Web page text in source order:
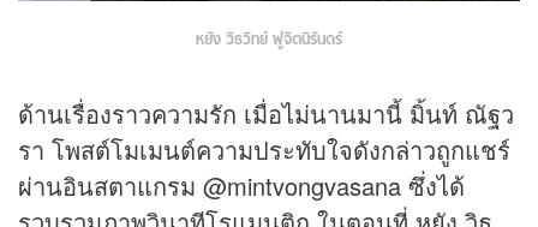
หยัง วิธวิทย์ ฟูจิตนิรันดร์
ด้านเรื่องราวความรัก เมื่อไม่นานมานี้ มิ้นท์ ณัฐว
รา โพสต์โมเมนต์ความประทับใจดังกล่าวถูกแชร์
ผ่านอินสตาแกรม @mintvongvasana ซึ่งได้